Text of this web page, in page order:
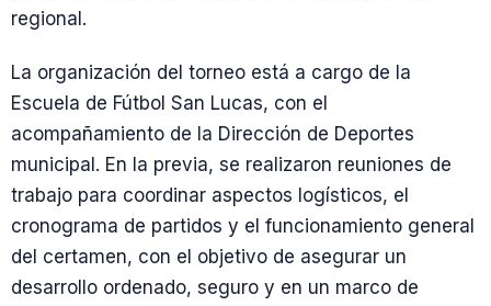
regional.
La organización del torneo está a cargo de la
Escuela de Fútbol San Lucas, con el
acompañamiento de la Dirección de Deportes
municipal. En la previa, se realizaron reuniones de
trabajo para coordinar aspectos logísticos, el
cronograma de partidos y el funcionamiento general
del certamen, con el objetivo de asegurar un
desarrollo ordenado, seguro y en un marco de